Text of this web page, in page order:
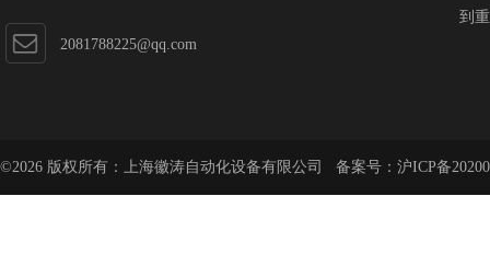
2081788225@qq.com
到
©2026 版权所有：上海徽涛自动化设备有限公司 备案号： 沪ICP备